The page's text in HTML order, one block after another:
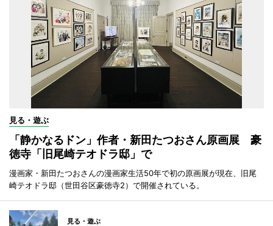
見る・遊ぶ
「静かなるドン」作者・新田たつおさん原画展 豪
徳寺「旧尾崎テオドラ邸」で
漫画家・新田たつおさんの漫画家生活50年で初の原画展が現在、旧尾
崎テオドラ邸（世田谷区豪徳寺2）で開催されている。
見る・遊ぶ